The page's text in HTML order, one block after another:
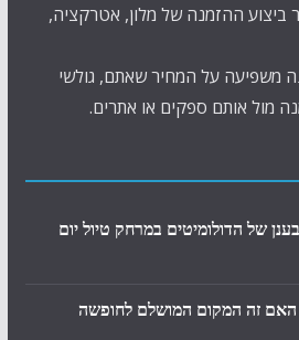
ההזמנה של מלון, אטרקציה,
משפיעה על המחיר שאתם, גולשי
מול אותם ספקים או אתרים.
של הדולומיטים במרחק טיול יום
האם זה המקום המושלם לחופשה